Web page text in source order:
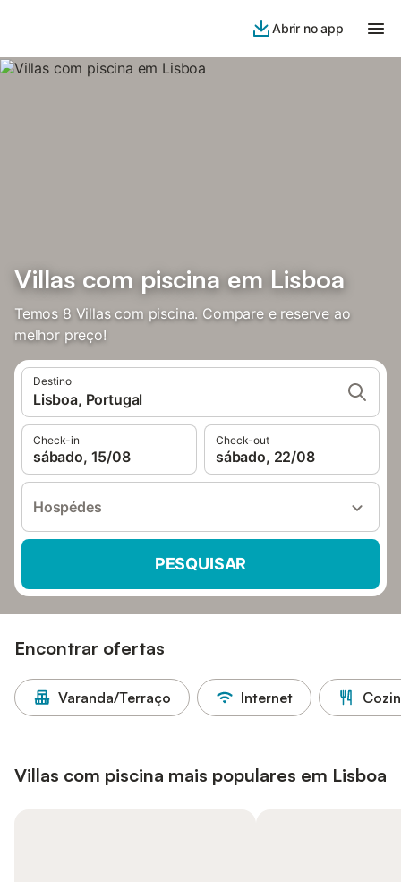
Abrir no app
Villas com piscina em Lisboa
Temos 8 Villas com piscina. Compare e reserve ao
melhor preço!
Destino
Lisboa, Portugal
Check-in
sábado, 15/08
Check-out
sábado, 22/08
Hospédes
PESQUISAR
Encontrar ofertas
Varanda/Terraço Internet
Villas com piscina mais populares em Lisboa